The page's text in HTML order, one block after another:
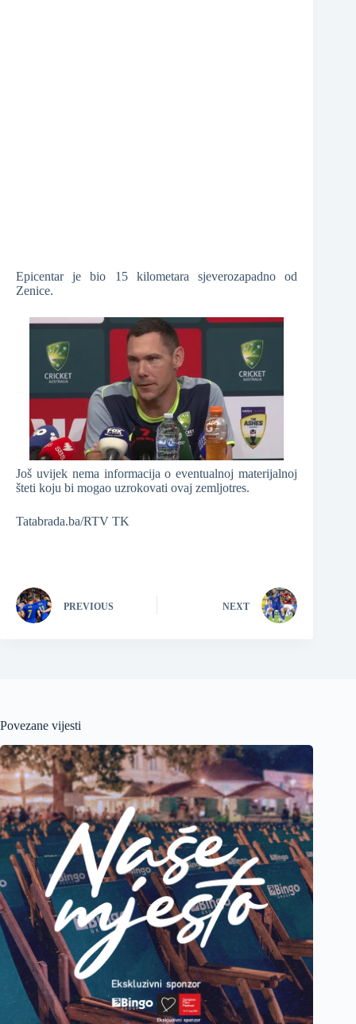
Epicentar je bio 15 kilometara sjeverozapadno od
Zenice.
Još uvijek nema informacija o eventualnoj materijalnoj
šteti koju bi mogao uzrokovati ovaj zemljotres.
Tatabrada.ba/RTV TK
PREVIOUS NEXT
Povezane vijesti